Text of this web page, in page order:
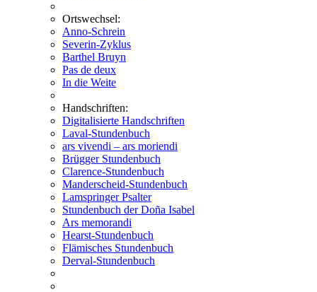
Ortswechsel:
Anno-Schrein
Severin-Zyklus
Barthel Bruyn
Pas de deux
In die Weite
Handschriften:
Digitalisierte Handschriften
Laval-Stundenbuch
ars vivendi – ars moriendi
Brügger Stundenbuch
Clarence-Stundenbuch
Manderscheid-Stundenbuch
Lamspringer Psalter
Stundenbuch der Doña Isabel
Ars memorandi
Hearst-Stundenbuch
Flämisches Stundenbuch
Derval-Stundenbuch